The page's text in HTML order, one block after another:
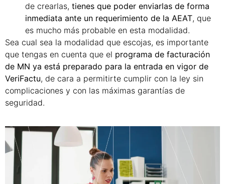
de crearlas, tienes que poder enviarlas de forma
inmediata ante un requerimiento de la AEAT, que
es mucho más probable en esta modalidad.
Sea cual sea la modalidad que escojas, es importante
que tengas en cuenta que el programa de facturación
de MN ya está preparado para la entrada en vigor de
VeriFactu, de cara a permitirte cumplir con la ley sin
complicaciones y con las máximas garantías de
seguridad.